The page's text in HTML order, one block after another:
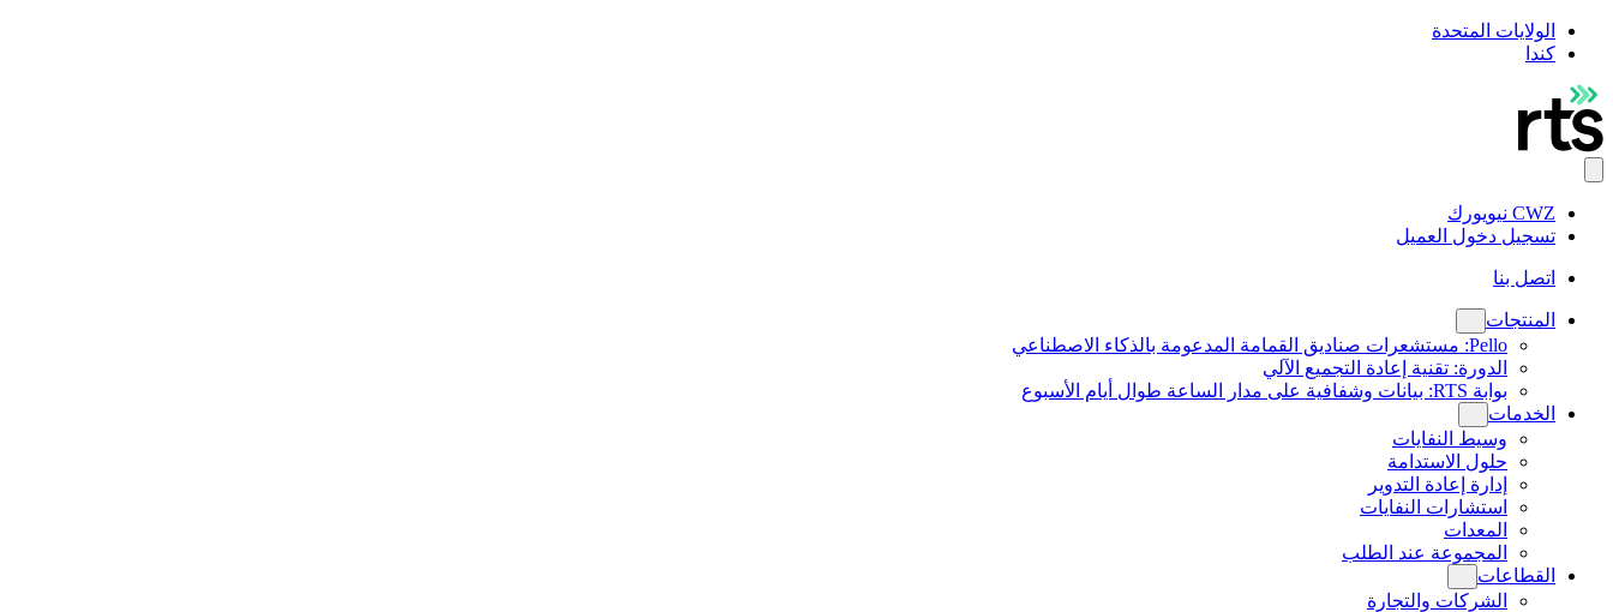
الولايات المتحدة
كندا
CWZ نيويورك
تسجيل دخول العميل
اتصل بنا
المنتجات
Pello: مستشعرات صناديق القمامة المدعومة بالذكاء الاصطناعي
الدورة: تقنية إعادة التجميع الآلي
بوابة RTS: بيانات وشفافية على مدار الساعة طوال أيام الأسبوع
الخدمات
وسيط النفايات
حلول الاستدامة
إدارة إعادة التدوير
استشارات النفايات
المعدات
المجموعة عند الطلب
القطاعات
الشركات والتجارة